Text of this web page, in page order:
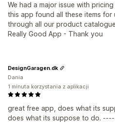
We had a major issue with
this app found all these items
through all our product
Really Good App - Thank you
great free app, does what its
does what its suppose to do.
DesignGaragen.dk
Dania
1 minuta korzystania z aplikacji